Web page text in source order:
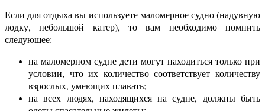
Если для отдыха вы используете маломерное судно (надувную
лодку, небольшой катер), то вам необходимо помнить
следующее:
на маломерном судне дети могут находиться только при
условии, что их количество соответствует количеству
взрослых, умеющих плавать;
на всех людях, находящихся на судне, должны быть